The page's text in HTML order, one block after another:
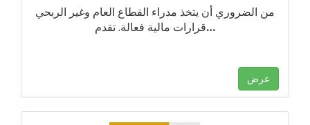
من الضروري أن يتخذ مدراء القطاع العام وغير الربحي
قرارات مالية فعالة. تقدم…
عرض